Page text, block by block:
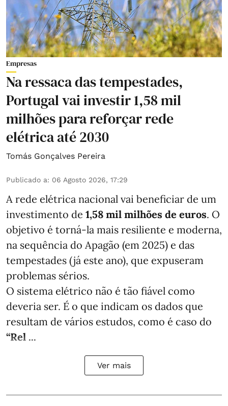
Empresas
Na ressaca das tempestades,
Portugal vai investir 1,58 mil
milhões para reforçar rede
elétrica até 2030
Tomás Gonçalves Pereira
Publicado a: 06 Agosto 2026, 17:29
A rede elétrica nacional vai beneficiar de um
investimento de 1,58 mil milhões de euros. O
objetivo é torná-la mais resiliente e moderna,
na sequência do Apagão (em 2025) e das
tempestades (já este ano), que expuseram
problemas sérios.
O sistema elétrico não é tão fiável como
deveria ser. É o que indicam os dados que
resultam de vários estudos, como é caso do
“Rel ...
Ver mais